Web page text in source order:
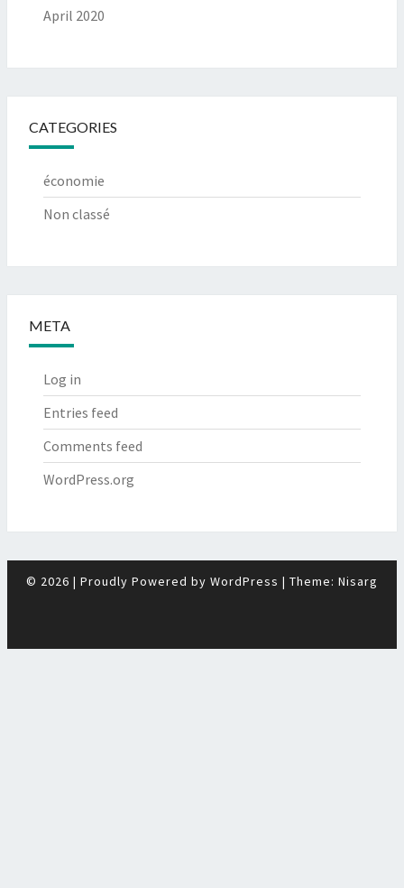
April 2020
CATEGORIES
économie
Non classé
META
Log in
Entries feed
Comments feed
WordPress.org
© 2026 | Proudly Powered by WordPress | Theme: Nisarg